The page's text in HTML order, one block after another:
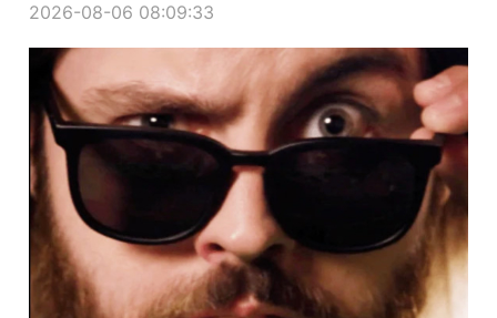
2026-08-06 08:09:33